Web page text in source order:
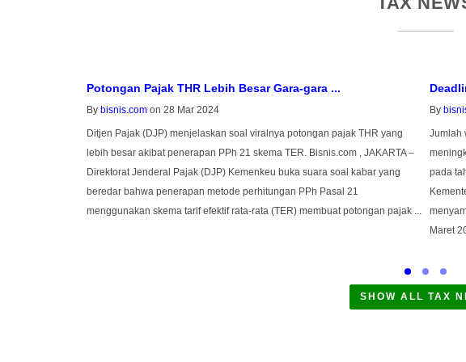
Potongan Pajak THR Lebih Besar Gara-gara ...
By bisnis.com on 28 Mar 2024
Ditjen Pajak (DJP) menjelaskan soal viralnya potongan pajak THR yang
lebih besar akibat penerapan PPh 21 skema TER. Bisnis.com , JAKARTA –
Direktorat Jenderal Pajak (DJP) Kemenkeu buka suara soal kabar yang
beredar bahwa penerapan metode perhitungan PPh Pasal 21
menggunakan skema tarif efektif rata-rata (TER) membuat potongan pajak ...
By
Jumlah
pada
Maret
SHOW ALL TAX